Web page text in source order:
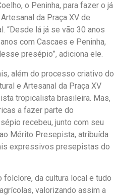
o Peninha, para fazer o já
da Praça XV de
“Desde lá já se vão 30 anos
com Cascaes e Peninha,
presépio”, adiciona ele.
além do processo criativo do
e Artesanal da Praça XV
tropicalista brasileira. Mas,
a fazer parte do
recebeu, junto com seu
Mérito Presepista, atribuída
expressivos presepistas do
da cultura local e tudo
valorizando assim a